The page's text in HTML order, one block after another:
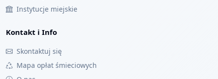
Instytucje miejskie
Kontakt i Info
Skontaktuj się
Mapa opłat śmieciowych